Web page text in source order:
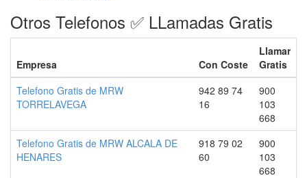
Otros Telefonos ✅ LLamadas Gratis
Empresa Con Coste
Llamar
Gratis
Telefono Gratis de MRW
TORRELAVEGA
942 89 74
16
900
103
668
Telefono Gratis de MRW ALCALA DE
HENARES
918 79 02
60
900
103
668